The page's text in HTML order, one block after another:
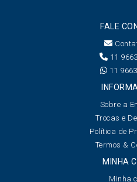
FALE
11
11
Sobre a
Trocas e
Política de
Termos &
MINHA
Minha